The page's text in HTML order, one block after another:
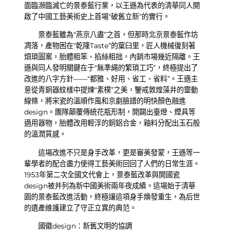
面臨瀕臨滅亡的景泰藍行業，以王遜為代表的清華同人開
啟了中國工藝美術史上首場“破舊立新”的實行。
景泰藍雖為“燕京八盡”之首，但那時北京景泰藍作坊
凋落，產物困在“乾隆Taste”的窠臼里，匠人機械復刻著
煩瑣圖案，胎體粗笨、掐絲粗拙，內銷市場幾近隔離。王
遜與同人發明關鍵在于“無準繩的繁瑣工巧”，終極提出了
改進的八字方針——“都雅、好用、省工、省料”。王遜主
意從青銅器紋樣中提煉“素樸”之美，鑒戒敦煌藻井的靈動
線條，將宋瓷的溫順作風和京劇臉譜的明快顏色融進
design。團隊顛覆傳統花瓶形制，開闢出臺燈、煙具等
適用器物，胎體改用輕浮的銅鋁合金，釉料分配出玉石般
的溫潤質感。
這場改進不只是身手改革，更是審美發蒙，王遜等一
輩學者的配合盡力使得工藝美術回回了人們的日常生涯。
1953年第二次全國文代會上，景泰藍改革與開國瓷
design被并列為新中國美術兩年夜成績。這場始于清華
園的景泰藍改進活動，終極讓這項身手煥發重生，為后世
的遺產維護建立了守正立異的典范。
國徽design：新舊文明的協調